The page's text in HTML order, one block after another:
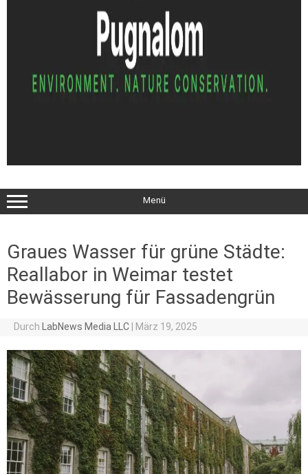
Menü
Graues Wasser für grüne Städte:
Reallabor in Weimar testet
Bewässerung für Fassadengrün
Durch LabNews Media LLC März 19, 2025